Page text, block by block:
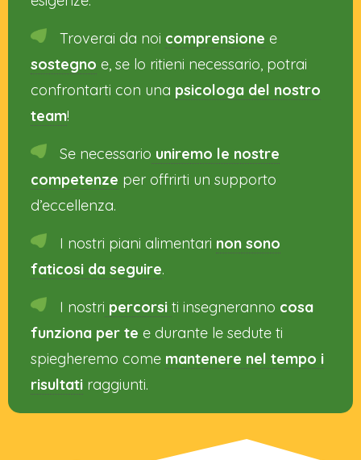
Troverai da noi comprensione e
sostegno e, se lo ritieni necessario, potrai
confrontarti con una psicologa del nostro
team!
Se necessario uniremo le nostre
competenze per offrirti un supporto
d’eccellenza.
I nostri piani alimentari non sono
faticosi da seguire.
I nostri percorsi ti insegneranno cosa
funziona per te e durante le sedute ti
spiegheremo come mantenere nel tempo i
risultatiraggiunti.